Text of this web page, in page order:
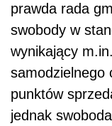
prawda rada
swobody w
wynikający
samodzielnego
punktów
jednak